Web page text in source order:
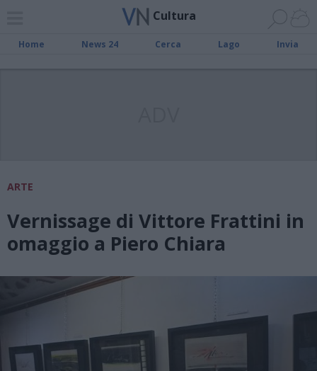
Cultura
Home News 24 Cerca Lago Invia
ARTE
Vernissage di Vittore Frattini in
omaggio a Piero Chiara